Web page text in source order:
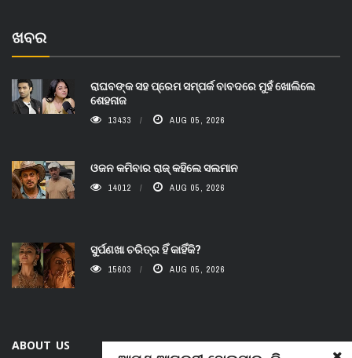
ଖବର
ରାଘବଙ୍କ ସହ ପ୍ରେମ ସମ୍ପର୍କ ବାବଦରେ ମୁହଁ ଖୋଲିଲେ
ଶେହନାଜ
13433 AUG 05, 2026
ଓଜନ କମିବାର ରାଜ୍ କହିଲେ ସଲମାନ
14012 AUG 05, 2026
ସୁର୍ପଣଖା ଚରିତ୍ର ହିଁ କାହିଁକି?
15603 AUG 05, 2026
ABOUT US